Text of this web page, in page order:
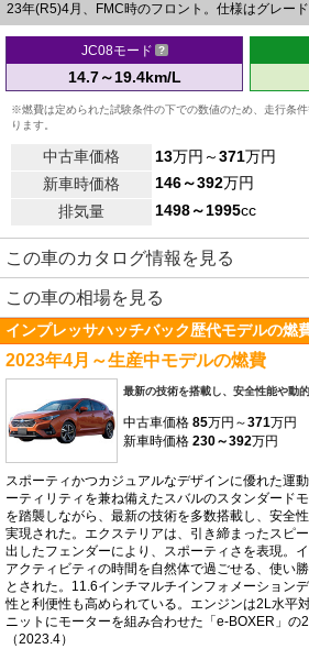
23年(R5)4月、FMC時のフロント。仕様はグレー
JC08モード
14.7～19.4km/L
※燃費は定められた試験条件の下での数値のため、走行条
ります。
中古車価格 13万円～371万円
新車時価格
146～392万円
排気量
1498～1995cc
この車のカタログ情報を見る
この車の相場を見る
インプレッサハッチバック歴代モデルの燃
2023年4月～生産中モデルの燃費
最新の技術を搭載し、安全性能や動
中古車価格 85万円～371万円
新車時価格 230～392万円
スポーティかつカジュアルなデザインに優れた運
ーティリティを兼ね備えたスバルのスタンダード
を踏襲しながら、最新の技術を多数搭載し、安全
実現された。エクステリアは、引き締まったスピ
出したフェンダーにより、スポーティさを表現。
アクティビティの時間を自然体で過ごせる、使い
とされた。11.6インチマルチインフォメーション
性と利便性も高められている。エンジンは2L水平
ニットにモーターを組み合わせた「e-BOXER」の2
（2023.4）